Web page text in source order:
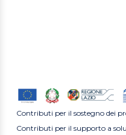
Contributi per il sostegno dei
Contributi per il supporto a